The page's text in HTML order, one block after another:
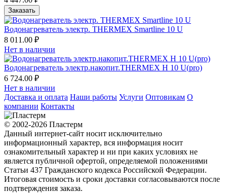
Заказать
Водонагреватель электр. THERMEX Smartline 10 U
8 011.00 ₽
Нет в наличии
Водонагреватель электр.накопит.THERMEX H 10 U(pro)
6 724.00 ₽
Нет в наличии
Доставка и оплата Наши работы Услуги Оптовикам О
компании Контакты
© 2002-2026 Пластерм
Данный интернет-сайт носит исключительно
информационный характер, вся информация носит
ознакомительный характер и ни при каких условиях не
является публичной офертой, определяемой положениями
Статьи 437 Гражданского кодекса Российской Федерации.
Итоговая стоимость и сроки доставки согласовываются после
подтверждения заказа.